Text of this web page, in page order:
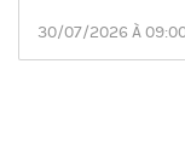
30/07/2026 À